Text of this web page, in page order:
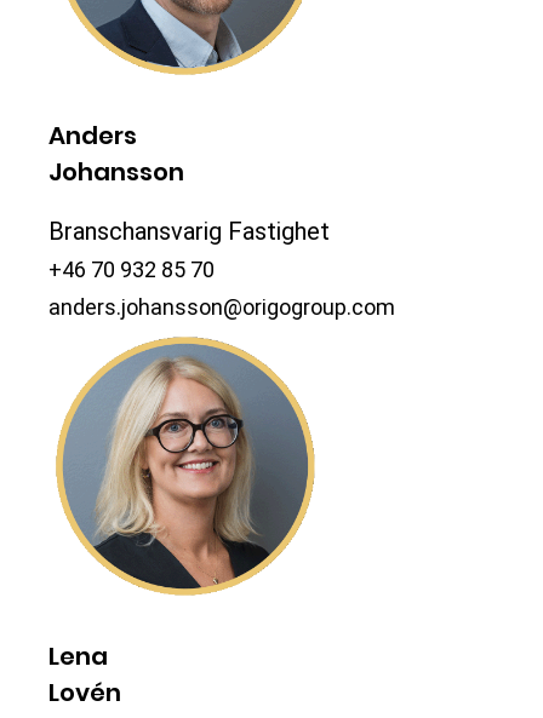
Anders
Johansson
Branschansvarig Fastighet
+46 70 932 85 70
anders.johansson@origogroup.com
Lena
Lovén